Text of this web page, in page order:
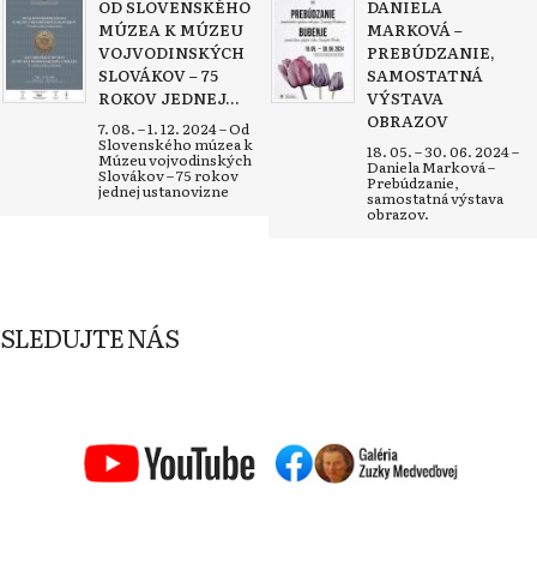
OD SLOVENSKÉHO
MÚZEA K MÚZEU
VOJVODINSKÝCH
SLOVÁKOV – 75
ROKOV JEDNEJ...
7. 08. – 1. 12. 2024 – Od
Slovenského múzea k
Múzeu vojvodinských
Slovákov – 75 rokov
jednej ustanovizne
DANIELA
MARKOVÁ –
PREBÚDZANIE,
SAMOSTATNÁ
VÝSTAVA
OBRAZOV
18. 05. – 30. 06. 2024 –
Daniela Marková –
Prebúdzanie,
samostatná výstava
obrazov.
SLEDUJTE NÁS